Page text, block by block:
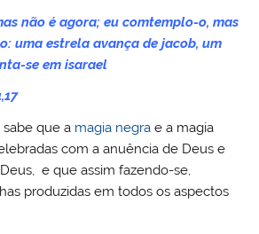
não é agora; eu comtemplo-o, mas
uma estrela avança de jacob, um
se em isarael
que a magia negra e a magia
com a anuência de Deus e
e que assim fazendo-se,
produzidas em todos os aspectos